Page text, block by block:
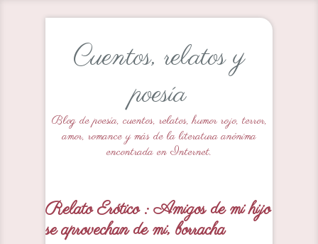
Cuentos, relatos y
poesía
Blog de poesía, cuentos, relatos, humor rojo, terror,
amor, romance y más de la literatura anónima
encontrada en Internet.
Relato Erótico : Amigos de mi hijo
se aprovechan de mi, borracha